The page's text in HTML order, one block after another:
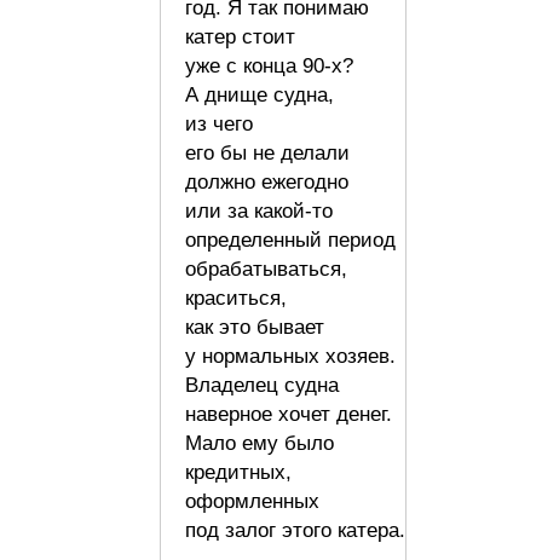
год. Я так понимаю
катер стоит
уже с конца 90-х?
А днище судна,
из чего
его бы не делали
должно ежегодно
или за какой-то
определенный период
обрабатываться,
краситься,
как это бывает
у нормальных хозяев.
Владелец судна
наверное хочет денег.
Мало ему было
кредитных,
оформленных
под залог этого катера.